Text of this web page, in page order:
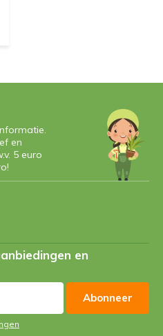
en
5 euro
en
Abonneer